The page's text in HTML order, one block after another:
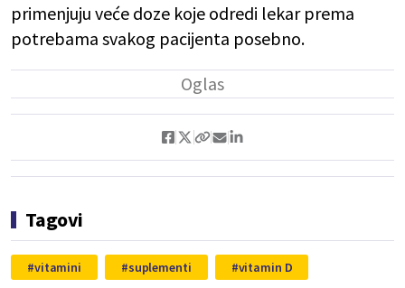
primenjuju veće doze koje odredi lekar prema
potrebama svakog pacijenta posebno.
Tagovi
vitamini suplementi vitamin D